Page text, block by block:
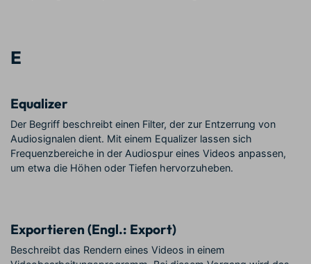
E
Equalizer
Der Begriff beschreibt einen Filter, der zur Entzerrung von
Audiosignalen dient. Mit einem Equalizer lassen sich
Frequenzbereiche in der Audiospur eines Videos anpassen,
um etwa die Höhen oder Tiefen hervorzuheben.
Exportieren (Engl.: Export)
Beschreibt das Rendern eines Videos in einem